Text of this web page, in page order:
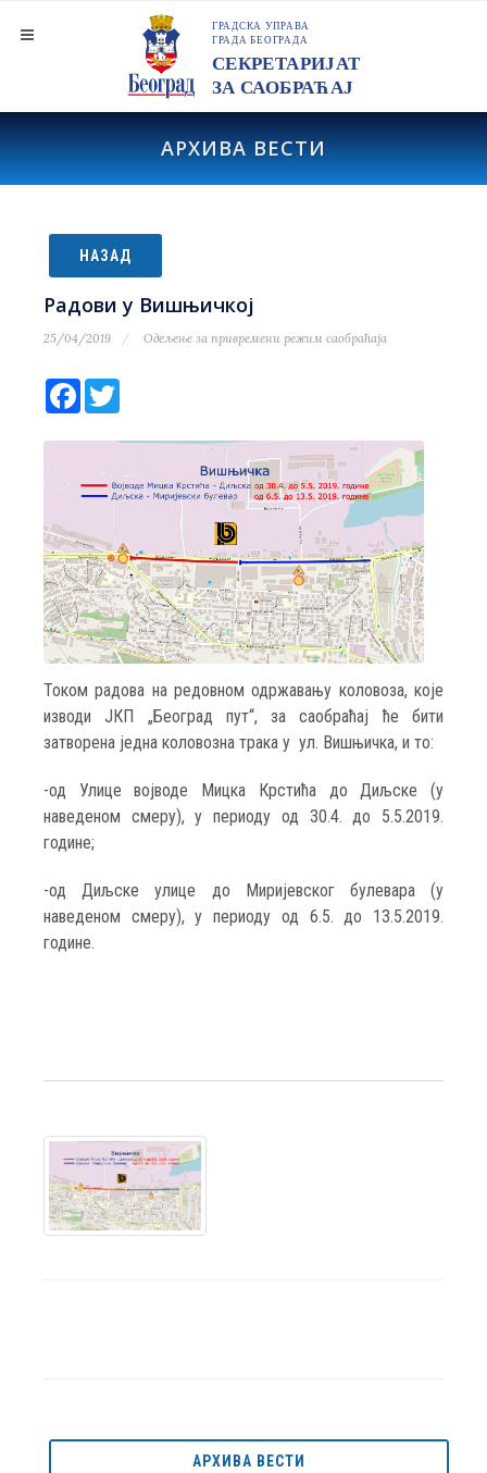
АРХИВА ВЕСТИ
НАЗАД
Радови у Вишњичкој
25/04/2019 Одељење за привремени режим саобраћаја
Facebook
Током радова на редовном одржавању коловоза, које
изводи ЈКП „Београд пут“, за саобраћај ће бити
затворена једна коловозна трака у ул. Вишњичка, и то:
-од Улице војводе Мицка Крстића до Диљске (у
наведеном смеру), у периоду од 30.4. до 5.5.2019.
године;
-од Диљске улице до Миријевског булевара (у
наведеном смеру), у периоду од 6.5. до 13.5.2019.
године.
АРХИВА ВЕСТИ